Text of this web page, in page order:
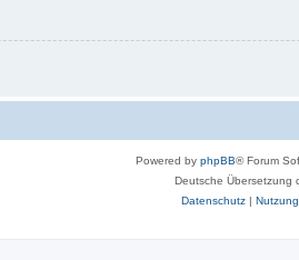
Powered by phpBB® Forum
Deutsche Übersetzung
Datenschutz|